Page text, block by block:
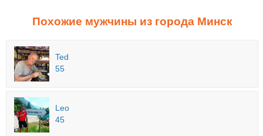
Похожие мужчины из города Минск
Ted
55
Leo
45